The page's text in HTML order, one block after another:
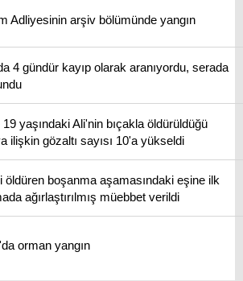
Adliyesinin arşiv bölümünde yangın
4 gündür kayıp olarak aranıyordu, serada
19 yaşındaki Ali'nin bıçakla öldürüldüğü
ilişkin gözaltı sayısı 10'a yükseldi
öldüren boşanma aşamasındaki eşine ilk
ağırlaştırılmış müebbet verildi
orman yangın